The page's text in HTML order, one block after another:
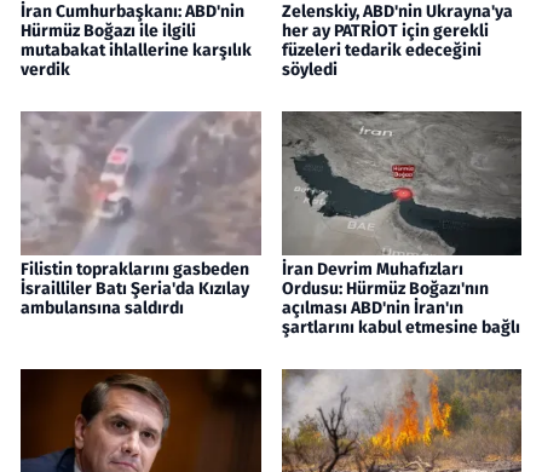
İran Cumhurbaşkanı: ABD'nin
Hürmüz Boğazı ile ilgili
mutabakat ihlallerine karşılık
verdik
Zelenskiy, ABD'nin Ukrayna'ya
her ay PATRİOT için gerekli
füzeleri tedarik edeceğini
söyledi
Filistin topraklarını gasbeden
İsrailliler Batı Şeria'da Kızılay
ambulansına saldırdı
İran Devrim Muhafızları
Ordusu: Hürmüz Boğazı'nın
açılması ABD'nin İran'ın
şartlarını kabul etmesine bağlı